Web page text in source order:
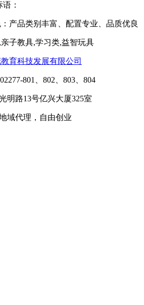
：
产品类别丰富、配置专业、品质优良
子教具,学习类,益智玩具
育科技发展有限公司
801、802、803、804
明路13号亿兴大厦325室
域代理，自由创业